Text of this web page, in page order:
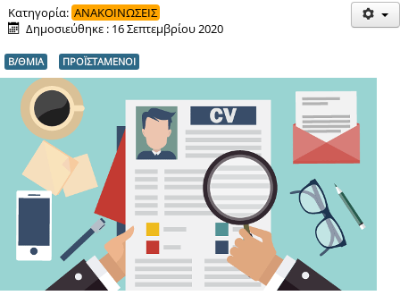
ΔΡΑΣΕΙΣ
ΕΠΙΚΟΙΝΩΝΙΑ
ΕΞ ΑΠΟΣΤΑΣΕΩΣ ΕΚΠΑΙΔΕΥΣΗ
Κατηγορία: ΑΝΑΚΟΙΝΩΣΕΙΣ
Δημοσιεύθηκε : 16 Σεπτεμβρίου 2020
Β/ΘΜΙΑ ΠΡΟΪΣΤΑΜΕΝΟΙ